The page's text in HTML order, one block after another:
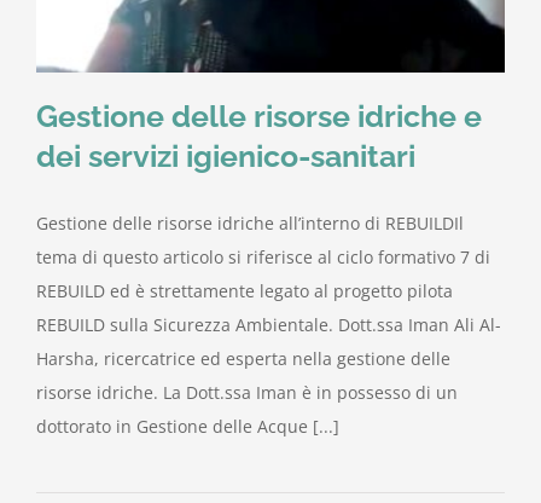
Gestione delle risorse idriche e
dei servizi igienico-sanitari
Gestione delle risorse idriche all’interno di REBUILDIl
tema di questo articolo si riferisce al ciclo formativo 7 di
REBUILD ed è strettamente legato al progetto pilota
REBUILD sulla Sicurezza Ambientale. Dott.ssa Iman Ali Al-
Harsha, ricercatrice ed esperta nella gestione delle
risorse idriche. La Dott.ssa Iman è in possesso di un
dottorato in Gestione delle Acque [...]